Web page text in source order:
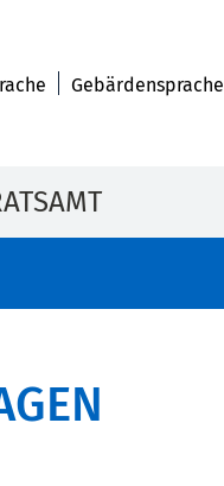
Gebärdensprache